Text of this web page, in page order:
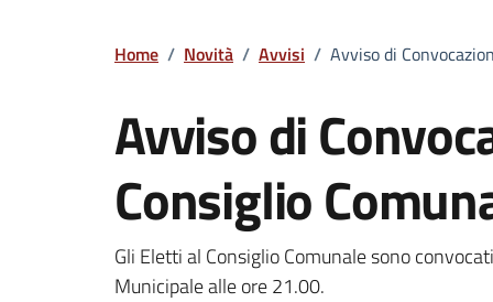
Home / Novità / Avvisi / Avviso di
Avviso di
Consiglio
Dettagli della
Gli Eletti al Consiglio Comunale sono
Municipale alle ore 21.00.